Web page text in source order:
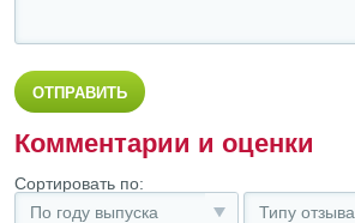
Комментарии и оценки
Сортировать по:
По году выпуска
Типу отзыва